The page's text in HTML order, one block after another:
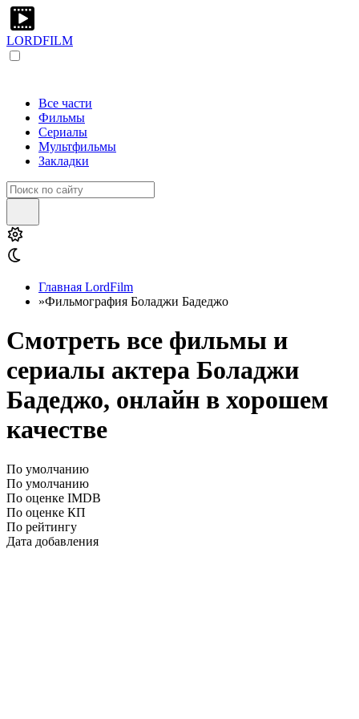
LORDFILM
Все части
Фильмы
Сериалы
Мультфильмы
Закладки
Главная LordFilm
»Фильмография Боладжи Бадеджо
Смотреть все фильмы и
сериалы актера Боладжи
Бадеджо, онлайн в хорошем
качестве
По умолчанию
По умолчанию
По оценке IMDB
По оценке КП
По рейтингу
Дата добавления